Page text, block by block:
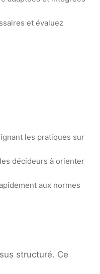
et évaluez
les pratiques sur
décideurs à orienter
aux normes
structuré. Ce